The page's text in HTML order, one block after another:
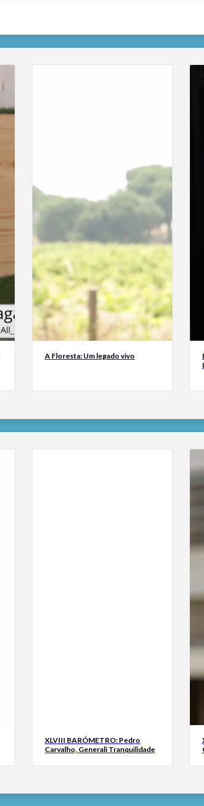
A Floresta: Um legado vivo
XLVIII BARÓMETRO: Pedro
Carvalho, Generali Tranquilidade